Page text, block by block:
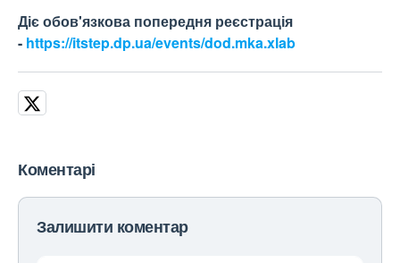
Діє обов'язкова попередня реєстрація
- https://itstep.dp.ua/events/dod.mka.xlab
Коментарі
Залишити коментар